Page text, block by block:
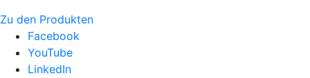
Zu den Produkten
Facebook
YouTube
LinkedIn